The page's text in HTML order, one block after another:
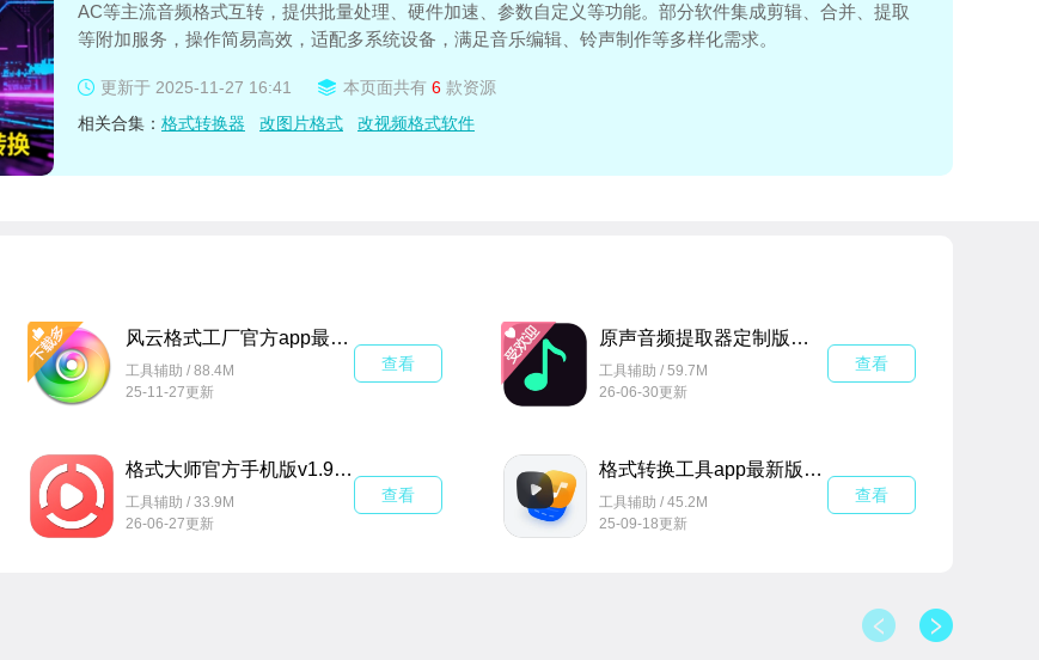
AC等主流音频格式互转，提供批量处理、硬件加速、参数自定义等功能。部分软件集成剪辑、合并、提取
等附加服务，操作简易高效，适配多系统设备，满足音乐编辑、铃声制作等多样化需求。
更新于 2025-11-27 16:41 本页面共有 6 款资源
相关合集： 格式转换器 改图片格式 改视频格式软件
风云格式工厂官方app最新版v6.8.0安卓手机版
工具辅助 / 88.4M
25-11-27更新
查看
原声音频提取器定制版免费版v7.4.0手机版
工具辅助 / 59.7M
26-06-30更新
查看
格式大师官方手机版v1.9.6安卓版
工具辅助 / 33.9M
26-06-27更新
查看
格式转换工具app最新版v1.2.0安卓版
工具辅助 / 45.2M
25-09-18更新
查看